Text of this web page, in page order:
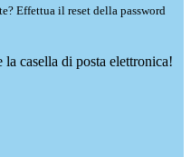
Effettua il reset della password
casella di posta elettronica!